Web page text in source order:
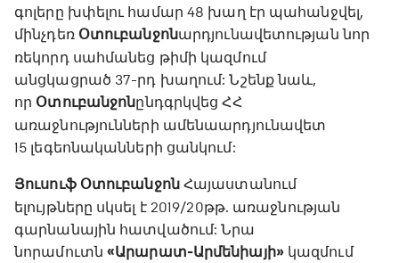
գոլերը խփելու համար 48 խաղ էր պահանջվել,
մինչդեռ Օտուբանջոնարդյունավետության նոր
ռեկորդ սահմանեց թիմի կազմում
անցկացրած 37-րդ խաղում: Նշենք նաև,
որ Օտուբանջոնընդգրկվեց ՀՀ
առաջնությունների ամենաարդյունավետ
15 լեգեոնականների ցանկում:
Յուսուֆ ՕտուբանջոնՀայաստանում
ելույթները սկսել է 2019/20թթ. առաջնության
գարնանային հատվածում: Նրա
նորամուտն «Արարատ-Արմենիայի»կազմում